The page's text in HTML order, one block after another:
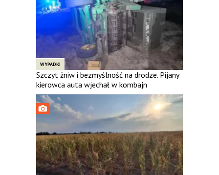
WYPADKI
Szczyt żniw i bezmyślność na drodze. Pijany
kierowca auta wjechał w kombajn